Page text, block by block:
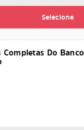
Selecione
Completas Do Banco